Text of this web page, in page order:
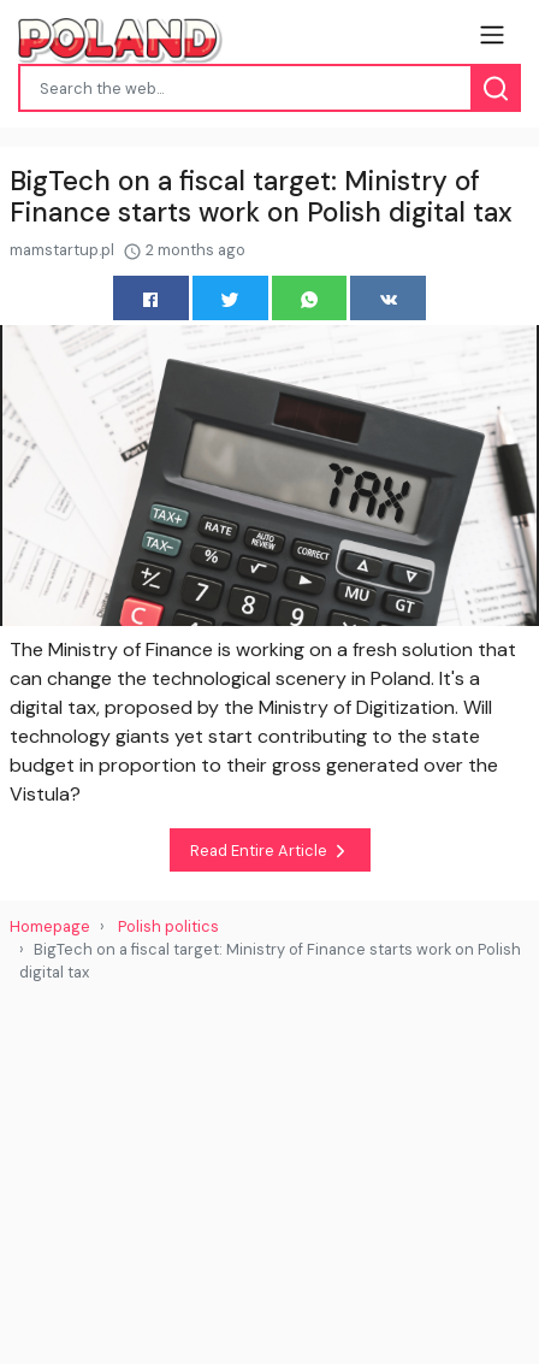
BigTech on a fiscal target: Ministry of
Finance starts work on Polish digital tax
mamstartup.pl 2 months ago
The Ministry of Finance is working on a fresh solution that
can change the technological scenery in Poland. It's a
digital tax, proposed by the Ministry of Digitization. Will
technology giants yet start contributing to the state
budget in proportion to their gross generated over the
Vistula?
Read Entire Article
Homepage
Polish politics
BigTech on a fiscal target: Ministry of Finance starts work on Polish
digital tax